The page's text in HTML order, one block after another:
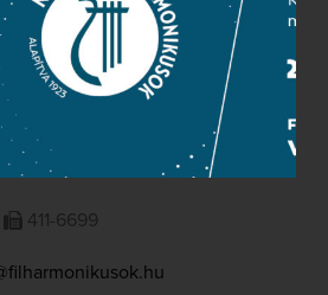
PHILHARMONIC
Komor Marcell u. 1. (Müpa)
411-6600
411-6699